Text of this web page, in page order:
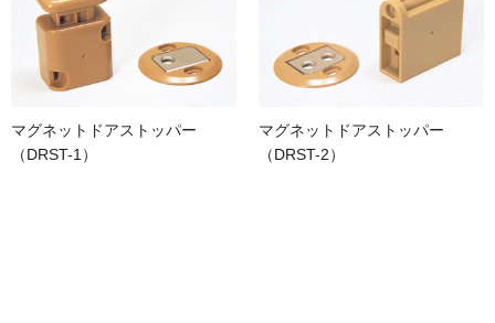
マグネットドアストッパー
（DRST-1）
マグネットドアストッパー
（DRST-2）